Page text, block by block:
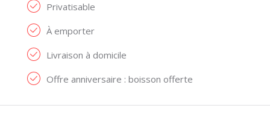
Privatisable
À emporter
Livraison à domicile
Offre anniversaire : boisson offerte